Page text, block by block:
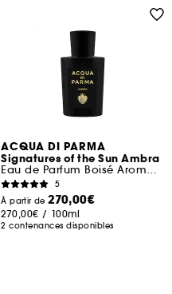
ACQUA DI PARMA
Signatures of the Sun Ambra
Eau de Parfum Boisé Aromatique
5
À partir de270,00€
270,00€ / 100ml
2 contenances disponibles